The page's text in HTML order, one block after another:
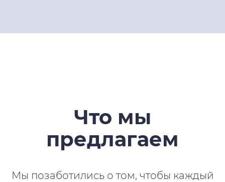
Что мы
предлагаем
Мы позаботились о том, чтобы каждый